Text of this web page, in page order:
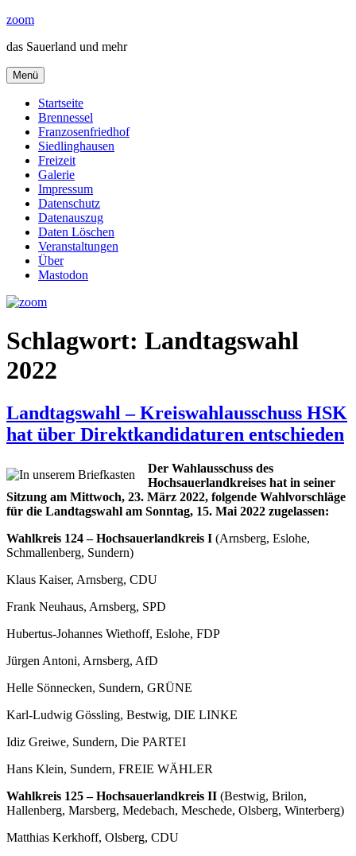
Zum
springen
zoom
das Sauerland und mehr
Menü
Startseite
Brennessel
Franzosenfriedhof
Siedlinghausen
Freizeit
Galerie
Impressum
Datenschutz
Datenauszug
Daten Löschen
Veranstaltungen
Über
Mastodon
Schlagwort: Landtagswahl
2022
Landtagswahl – Kreiswahlausschuss HSK
hat über Direktkandidaturen entschieden
Der Wahlausschuss des
Hochsauerlandkreises hat in seiner
Sitzung am Mittwoch, 23. März 2022, folgende Wahlvorschläge
für die Landtagswahl am Sonntag, 15. Mai 2022 zugelassen:
Wahlkreis 124 – Hochsauerlandkreis I (Arnsberg, Eslohe,
Schmallenberg, Sundern)
Klaus Kaiser, Arnsberg, CDU
Frank Neuhaus, Arnsberg, SPD
Hubertus-Johannes Wiethoff, Eslohe, FDP
Jürgen Antoni, Arnsberg, AfD
Helle Sönnecken, Sundern, GRÜNE
Karl-Ludwig Gössling, Bestwig, DIE LINKE
Idiz Greiwe, Sundern, Die PARTEI
Hans Klein, Sundern, FREIE WÄHLER
Wahlkreis 125 – Hochsauerlandkreis II (Bestwig, Brilon,
Hallenberg, Marsberg, Medebach, Meschede, Olsberg, Winterberg)
Matthias Kerkhoff, Olsberg, CDU